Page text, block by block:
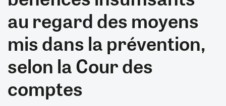
au regard des moyens
mis dans la prévention,
selon la Cour des
comptes